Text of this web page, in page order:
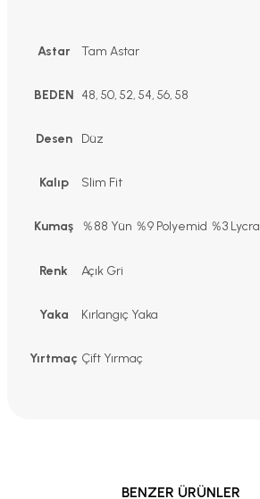
Astar Tam Astar
BEDEN 48, 50, 52, 54, 56, 58
Desen Düz
Kalıp Slim Fit
Kumaş ％88 Yün ％9 Polyemid ％3 Lycra
Renk Açık Gri
Yaka Kırlangıç Yaka
Yırtmaç Çift Yırmaç
BENZER ÜRÜNLER